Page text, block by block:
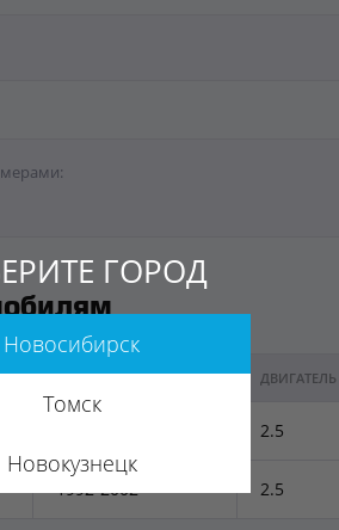
ГОД ВЫПУСКА ДВИГАТЕЛЬ
2.5
1992-2002 2.5
ГОРОД
Новосибирск
Томск
Новокузнецк